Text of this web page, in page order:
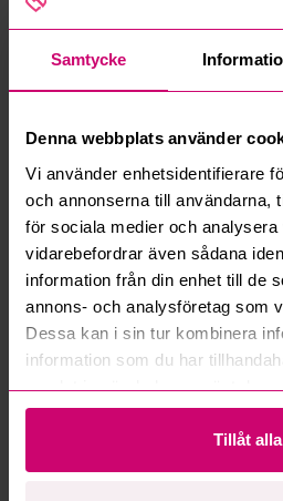
Samtycke
Denna webbplats använder
Vi använder enhetsidentifierare
och annonserna till användarna,
för sociala medier och
vidarebefordrar även sådana
information från din enhet till de
annons- och analysföretag som
Dessa kan i sin tur kombinera
information som du har
samlat in när du har använt
Tillåt alla
Google Rating
Vanliga frågor och svar
Hur fungerar manuella bud?
Vad innebär serviceavgift?
Vad är ett reservationspris?
Hur fungerar maxbud?
Hur fungerar budmotorn?